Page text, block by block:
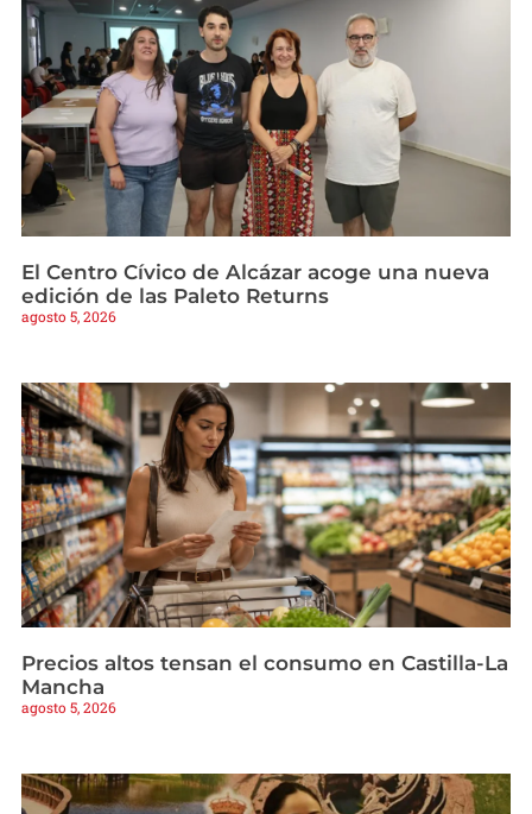
El Centro Cívico de Alcázar acoge una nueva
edición de las Paleto Returns
agosto 5, 2026
Precios altos tensan el consumo en Castilla-La
Mancha
agosto 5, 2026